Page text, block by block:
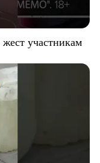
участникам